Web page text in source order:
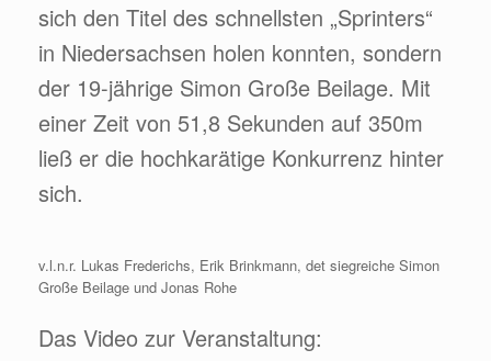
sich den Titel des schnellsten „Sprinters“
in Niedersachsen holen konnten, sondern
der 19-jährige Simon Große Beilage. Mit
einer Zeit von 51,8 Sekunden auf 350m
ließ er die hochkarätige Konkurrenz hinter
sich.
v.l.n.r. Lukas Frederichs, Erik Brinkmann, det siegreiche Simon
Große Beilage und Jonas Rohe
Das Video zur Veranstaltung: